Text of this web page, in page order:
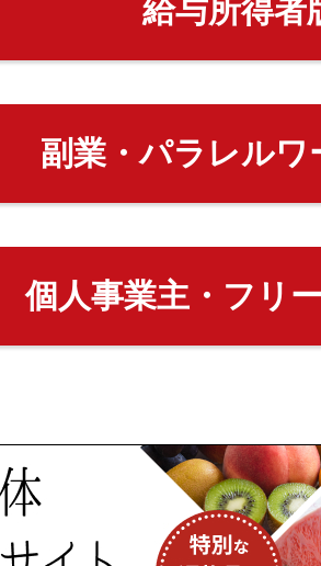
給与所得者
副業・パラレルワ
個人事業主・フリ